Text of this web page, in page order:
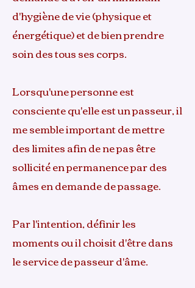
d'hygiène de vie (physique et
énergétique) et de bien prendre
soin des tous ses corps.
Lorsqu'une personne est
consciente qu'elle est un passeur, il
me semble important de mettre
des limites afin de ne pas être
sollicité en permanence par des
âmes en demande de passage.
Par l'intention, définir les
moments ou il choisit d'être dans
le service de passeur d'âme.